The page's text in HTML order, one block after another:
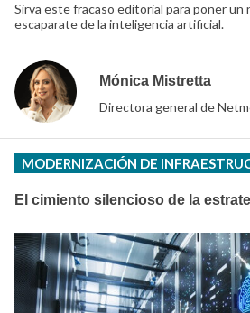
Sirva este fracaso editorial para poner un
escaparate de la inteligencia artificial.
Mónica Mistretta
Directora general de
MODERNIZACIÓN DE
El cimiento silencioso de la